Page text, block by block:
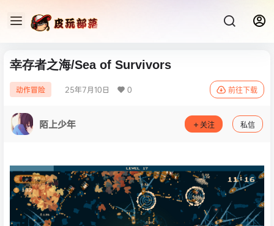
幸存者之海/Sea of Survivors
动作冒险 25年7月10日 0 前往下载
陌上少年 关注 私信